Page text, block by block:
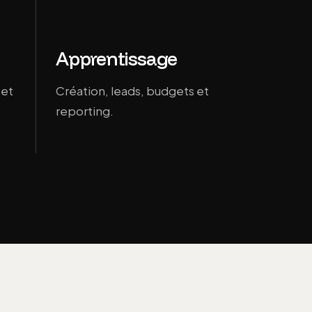
Apprentissage
Création, leads, budgets et
reporting.